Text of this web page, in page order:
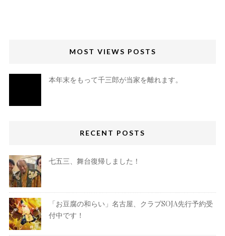
MOST VIEWS POSTS
本年末をもって千三郎が当家を離れます。
RECENT POSTS
七五三、舞台復帰しました！
「お豆腐の和らい」名古屋、クラブSOJA先行予約受
付中です！